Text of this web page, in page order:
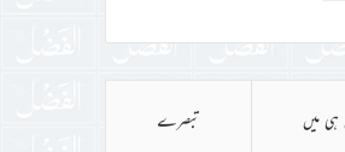
میں تبصرے